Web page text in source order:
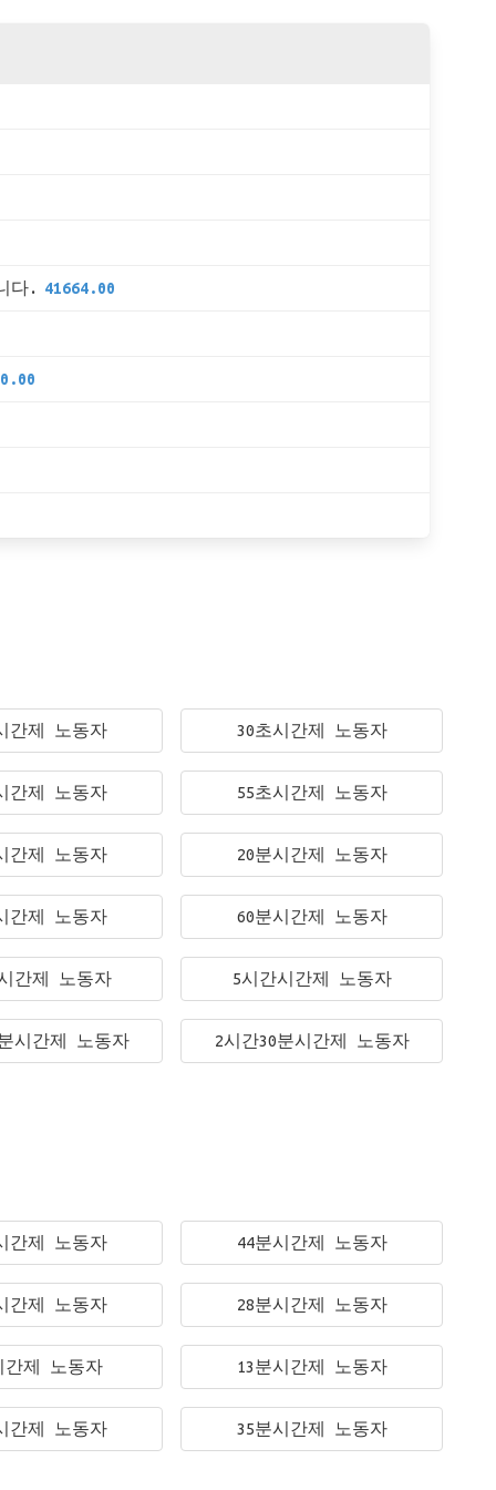
다. 41664.00
간제 노동자 30초시간제 노동자
간제 노동자 55초시간제 노동자
간제 노동자 20분시간제 노동자
간제 노동자 60분시간제 노동자
간제 노동자 5시간시간제 노동자
시간제 노동자 2시간30분시간제 노동자
간제 노동자 44분시간제 노동자
간제 노동자 28분시간제 노동자
간제 노동자 13분시간제 노동자
간제 노동자 35분시간제 노동자